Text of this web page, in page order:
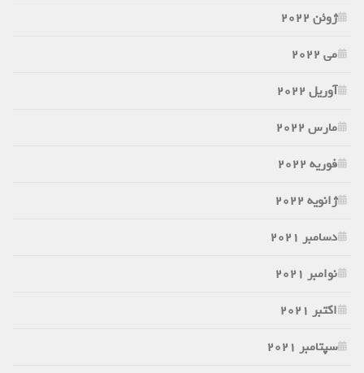
ژوئن 2022
می 2022
آوریل 2022
مارس 2022
فوریه 2022
ژانویه 2022
دسامبر 2021
نوامبر 2021
اکتبر 2021
سپتامبر 2021